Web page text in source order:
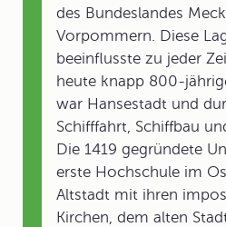
des Bundeslandes
Vorpommern. Diese
beeinflusste zu jeder
heute knapp 800-
war Hansestadt und
Schifffahrt, Schiffbau
Die 1419 gegründete
erste Hochschule im
Altstadt mit ihren
Kirchen, dem alten